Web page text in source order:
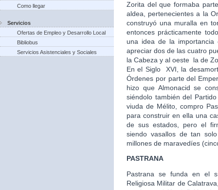
Como llegar
Servicios
Ofertas de Empleo y Desarrollo Local
Bibliobus
Servicios Asistenciales y Sociales
Zorita del que formaba
aldea, pertenecientes a la
construyó una muralla en
entonces prácticamente
una idea de la
apreciar dos de las cuatro
la Cabeza y al oeste la de
En el Siglo XVI, la
Órdenes por parte del
hizo que Almonacid se
siéndolo también del
viuda de Mélito, compro
para construir en ella una
de sus estados, pero el
siendo vasallos de tan
millones de maravedíes
PASTRANA
Pastrana se funda en el
Religiosa Militar de